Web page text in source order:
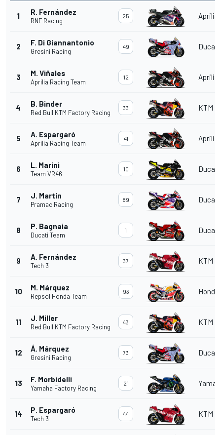
1 R. Fernández
RNF Racing
25 Aprilia
2 F. Di Giannantonio
Gresini Racing
49 Ducati
3 M. Viñales
Aprilia Racing Team
12 Aprilia
4 B. Binder
Red Bull KTM Factory Racing
33 KTM
5 A. Espargaró
Aprilia Racing Team
41 Aprilia
6 L. Marini
Team VR46
10 Ducati
7 J. Martín
Pramac Racing
89 Ducati
8 P. Bagnaia
Ducati Team
1 Ducati
9 A. Fernández
Tech 3
37 KTM
10 M. Márquez
Repsol Honda Team
93 Honda
11 J. Miller
Red Bull KTM Factory Racing
43 KTM
12 Á. Márquez
Gresini Racing
73 Ducati
13 F. Morbidelli
Yamaha Factory Racing
21
14 P. Espargaró
Tech 3
44 KTM